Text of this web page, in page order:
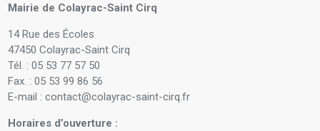
Mairie de Colayrac-Saint Cirq
14 Rue des Écoles
47450 Colayrac-Saint Cirq
Tél. : 05 53 77 57 50
Fax. : 05 53 99 86 56
E-mail : contact@colayrac-saint-cirq.fr
Horaires d’ouverture :